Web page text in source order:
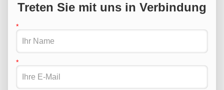
Treten Sie mit uns in Verbindung